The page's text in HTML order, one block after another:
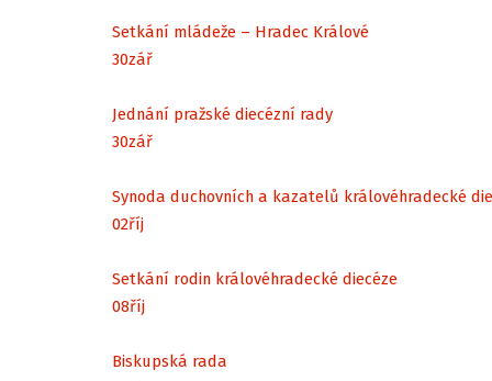
Setkání mládeže – Hradec Králové
30zář
Jednání pražské diecézní rady
30zář
Synoda duchovních a kazatelů královéhradecké
02říj
Setkání rodin královéhradecké diecéze
08říj
Biskupská rada